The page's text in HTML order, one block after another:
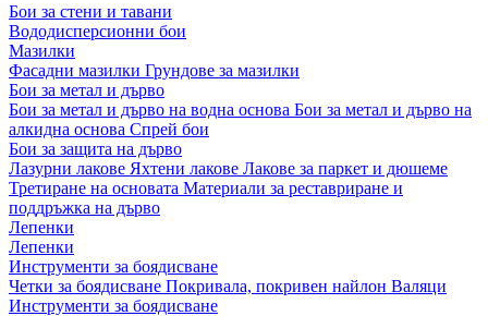
Бои за стени и тавани
Вододисперсионни бои
Мазилки
Фасадни мазилки Грундове за мазилки
Бои за метал и дърво
Бои за метал и дърво на водна основа Бои за метал и дърво на
алкидна основа Спрей бои
Бои за защита на дърво
Лазурни лакове Яхтени лакове Лакове за паркет и дюшеме
Третиране на основата Материали за реставриране и
поддръжка на дърво
Лепенки
Лепенки
Инструменти за боядисване
Четки за боядисване Покривала, покривен найлон Валяци
Инструменти за боядисване